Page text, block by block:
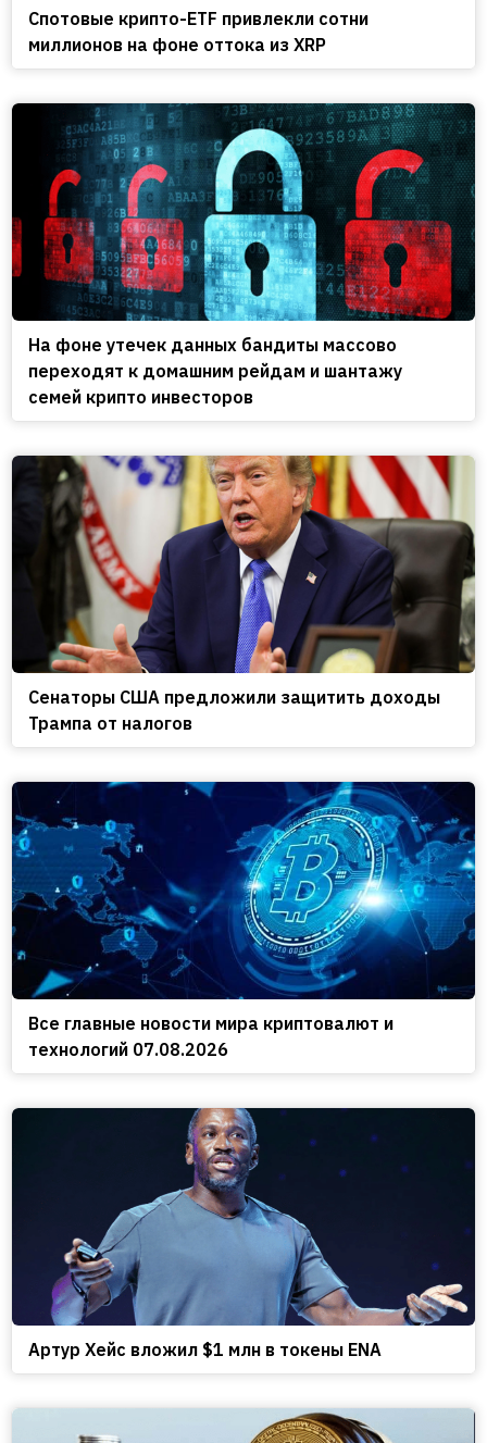
Спотовые крипто-ETF привлекли сотни
миллионов на фоне оттока из XRP
На фоне утечек данных бандиты массово
переходят к домашним рейдам и шантажу
семей крипто инвесторов
Сенаторы США предложили защитить доходы
Трампа от налогов
Все главные новости мира криптовалют и
технологий 07.08.2026
Артур Хейс вложил $1 млн в токены ENA